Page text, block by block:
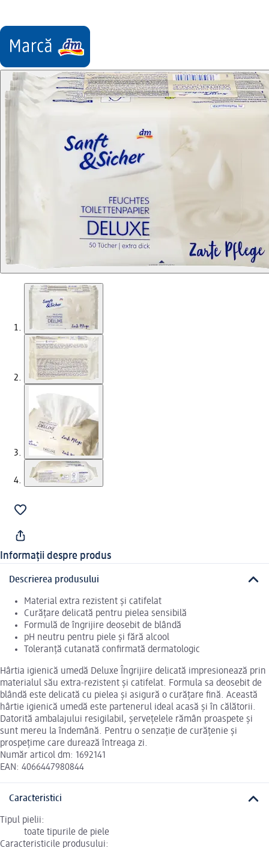
Informații despre produs
Descrierea produsului
Material extra rezistent și catifelat
Curățare delicată pentru pielea sensibilă
Formulă de îngrijire deosebit de blândă
pH neutru pentru piele și fără alcool
Toleranță cutanată confirmată dermatologic
Hârtia igienică umedă Deluxe Îngrijire delicată impresionează prin
materialul său extra-rezistent și catifelat. Formula sa deosebit de
blândă este delicată cu pielea și asigură o curățare fină. Această
hârtie igienică umedă este partenerul ideal acasă și în călătorii.
Datorită ambalajului resigilabil, șervețelele rămân proaspete și
sunt mereu la îndemână. Pentru o senzație de curățenie și
prospețime care durează întreaga zi.
Număr articol dm: 1692141
EAN: 4066447980844
Caracteristici
Tipul pielii:
toate tipurile de piele
Caracteristicile produsului: